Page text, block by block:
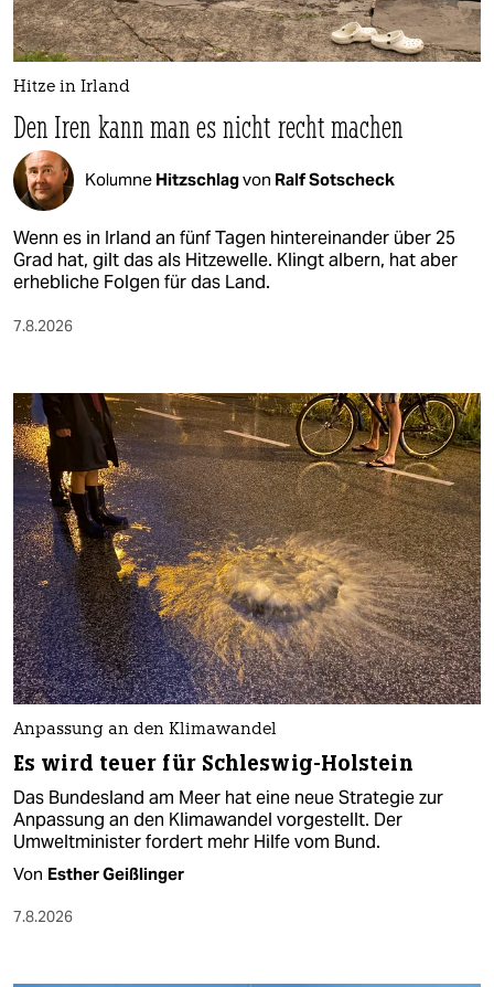
Hitze in Irland
Den Iren kann man es nicht recht machen
Kolumne Hitzschlagvon Ralf Sotscheck
Wenn es in Irland an fünf Tagen hintereinander über 25
Grad hat, gilt das als Hitzewelle. Klingt albern, hat aber
erhebliche Folgen für das Land.
7.8.2026
Anpassung an den Klimawandel
Es wird teuer für Schleswig-Holstein
Das Bundesland am Meer hat eine neue Strategie zur
Anpassung an den Klimawandel vorgestellt. Der
Umweltminister fordert mehr Hilfe vom Bund.
Von Esther Geißlinger
7.8.2026